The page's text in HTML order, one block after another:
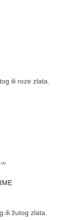
ili roze zlata.
ili žutog zlata.